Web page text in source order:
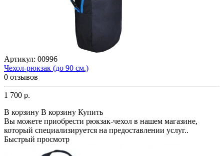
Артикул: 00996
Чехол-рюкзак (до 90 см.)
0 отзывов
1 700 р.
В корзину В корзину Купить
Вы можете приобрести рюкзак-чехол в нашем магазине,
который специализируется на предоставлении услуг..
Быстрый просмотр